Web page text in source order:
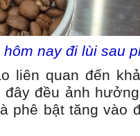
hôm nay đi lùi sau
liên quan đến
đây đều ảnh
phê bật tăng vào